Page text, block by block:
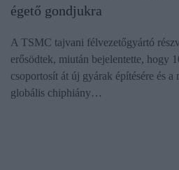
égető gondjukra
A TSMC tajvani félvezetőgyártó
erősödtek, miután bejelentette, hogy
csoportosít át új gyárak építésére és
globális chiphiány…